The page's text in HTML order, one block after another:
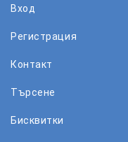
Вход
Регистрация
Контакт
Търсене
Бисквитки